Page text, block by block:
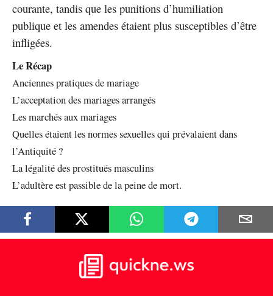
courante, tandis que les punitions d’humiliation
publique et les amendes étaient plus susceptibles d’être
infligées.
Le Récap
Anciennes pratiques de mariage
L’acceptation des mariages arrangés
Les marchés aux mariages
Quelles étaient les normes sexuelles qui prévalaient dans
l’Antiquité ?
La légalité des prostitués masculins
L’adultère est passible de la peine de mort.